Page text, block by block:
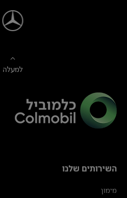
למעלה
השירותים שלנו
מימון